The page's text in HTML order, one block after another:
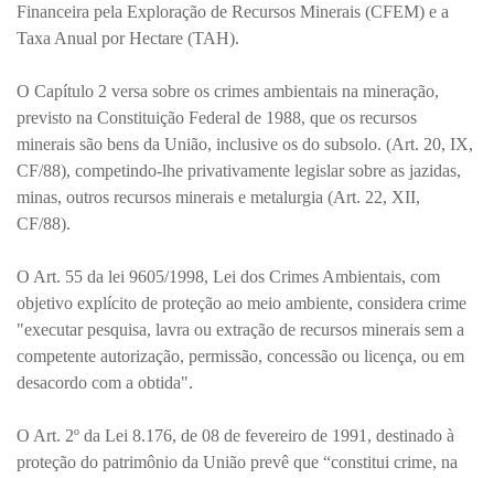
Financeira pela Exploração de Recursos Minerais (CFEM) e a
Taxa Anual por Hectare (TAH).
O Capítulo 2 versa sobre os crimes ambientais na mineração,
previsto na Constituição Federal de 1988, que os recursos
minerais são bens da União, inclusive os do subsolo. (Art. 20, IX,
CF/88), competindo-lhe privativamente legislar sobre as jazidas,
minas, outros recursos minerais e metalurgia (Art. 22, XII,
CF/88).
O Art. 55 da lei 9605/1998, Lei dos Crimes Ambientais, com
objetivo explícito de proteção ao meio ambiente, considera crime
"executar pesquisa, lavra ou extração de recursos minerais sem a
competente autorização, permissão, concessão ou licença, ou em
desacordo com a obtida".
O Art. 2º da Lei 8.176, de 08 de fevereiro de 1991, destinado à
proteção do patrimônio da União prevê que “constitui crime, na